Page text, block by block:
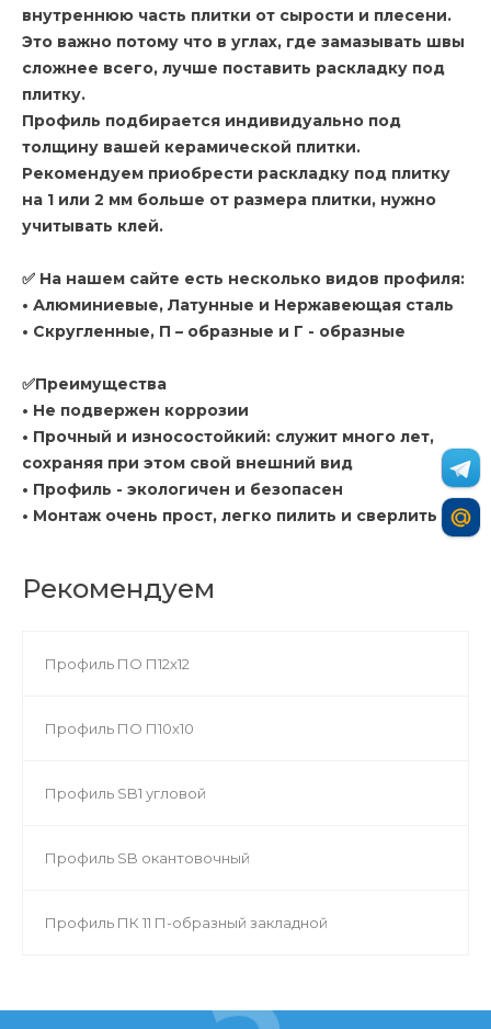
внутреннюю часть плитки от сырости и плесени.
Это важно потому что в углах, где замазывать швы
сложнее всего, лучше поставить раскладку под
плитку.
Профиль подбирается индивидуально под
толщину вашей керамической плитки.
Рекомендуем приобрести раскладку под плитку
на 1 или 2 мм больше от размера плитки, нужно
учитывать клей.
✅ На нашем сайте есть несколько видов профиля:
• Алюминиевые, Латунные и Нержавеющая сталь
• Скругленные, П – образные и Г - образные
✅Преимущества
• Не подвержен коррозии
• Прочный и износостойкий: служит много лет,
сохраняя при этом свой внешний вид
• Профиль - экологичен и безопасен
• Монтаж очень прост, легко пилить и сверлить
Рекомендуем
Профиль ПО П12х12
Профиль ПО П10х10
Профиль SB1 угловой
Профиль SB окантовочный
Профиль ПК 11 П-образный закладной